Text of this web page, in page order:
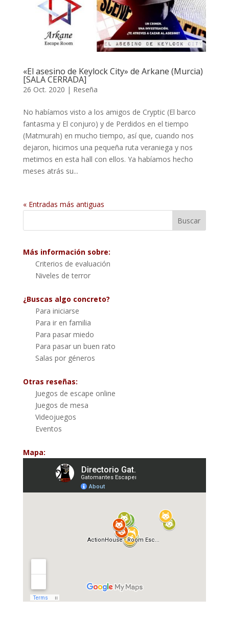
«El asesino de Keylock City» de Arkane (Murcia)
[SALA CERRADA]
26 Oct. 2020 | Reseña
No habíamos visto a los amigos de Cryptic (El barco
fantasma y El conjuro) y de Perdidos en el tiempo
(Matmurah) en mucho tiempo, así que, cuando nos
dejaron, hicimos una pequeña ruta veraniega y nos
metimos en esta hall con ellos. Ya habíamos hecho
meses atrás su...
« Entradas más antiguas
Más información sobre:
Criterios de evaluación
Niveles de terror
¿Buscas algo concreto?
Para iniciarse
Para ir en familia
Para pasar miedo
Para pasar un buen rato
Salas por géneros
Otras reseñas:
Juegos de escape online
Juegos de mesa
Videojuegos
Eventos
Mapa: